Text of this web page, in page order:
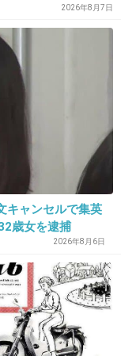
-0
プリ飲んでみよ
-0
コケる。食べた
+4 -1
児番組が放送されな
まうことへの不満
見が集まる
2026年8月7日
キャンセルで集英
歳女を逮捕
2026年8月6日